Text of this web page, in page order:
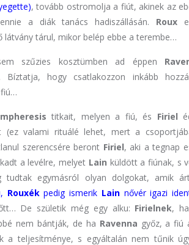
, tovább ostromolja a fiút, akinek az
a diák tanács hadiszállásán. Roux
látvány tárul, mikor belép ebbe a terembe…
szűzies kosztümben ad éppen
. Bíztatja, hogy csatlakozzon inkább
titkait, melyen a fiú, és Firiel
valami rituálé lehet, mert a
szerencsére beront Firiel, aki a tegnap
a levélre, melyet Lain küldött a fiúnak, s
egymásról olyan dolgokat, amik
Rouxékpedig ismerik Lain nővér igazi
De születik még egy alku: Firielnek,
nem bántják, de ha Ravenna győz, a fiú
a teljesítménye, s egyáltalán nem tűnik